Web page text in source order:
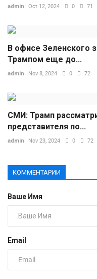
admin Oct 12, 2024 0 71
В офисе Зеленского
Трампом еще до...
admin Nov 8, 2024 0 72
СМИ: Трамп
представителя по...
admin Nov 23, 2024 0 72
КОММЕНТАРИИ
Ваше Имя
Email